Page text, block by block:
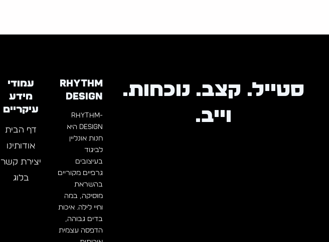
בחר מידה נוחה במותן ותן לקיץ לעבוד בשבילך.
סטייל. קצב. נוכחות.
וייב.
Rhythm
Design
RHYTHM-
DESIGN היא
חנות אונליין
לביגוד
בעיצובים
גרפיים מקוריים
בהשראת
מוסיקה, במה
וחיי לילה. איכות
בדים גבוהה,
הדפסה עצמית
עמודי
מידע
עיקריים
דף הבית
אודותינו
יצירת קשר
בלוג